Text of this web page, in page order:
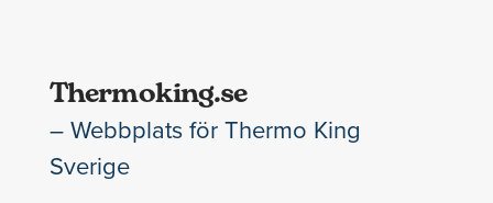
Thermoking.se
– Webbplats för Thermo King
Sverige